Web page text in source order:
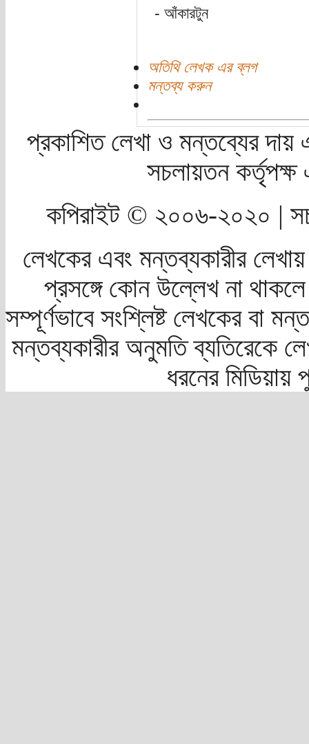
- আঁকারটুন
অতিথি লেখক এর ব্লগ
মন্তব্য করুন
প্রকাশিত লেখা ও মন্তব্যের দায়
সচলায়তন
কপিরাইট © ২০০৬-২০২০ |
লেখকের এবং মন্তব্যকারীর
প্রসঙ্গে কোন উল্লেখ না
সম্পূর্ণভাবে সংশ্লিষ্ট লেখকের বা
মন্তব্যকারীর অনুমতি ব্যতিরেকে
ধরনের মিডিয়ায়